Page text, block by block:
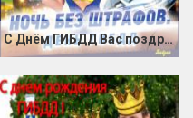
С Днём ГИБДД Вас поздравляю